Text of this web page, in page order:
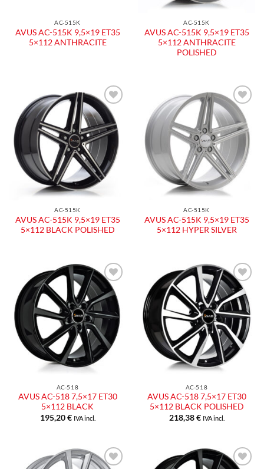
AC-515K
AVUS AC-515K 9,5×19 ET35
5×112 ANTHRACITE
AC-515K
AVUS AC-515K 9,5×19 ET35
5×112 ANTHRACITE
POLISHED
Aggiungi
alla lista
dei
desideri
AC-515K
AVUS AC-515K 9,5×19 ET35
5×112 BLACK POLISHED
Aggiungi
alla lista
dei
desideri
AC-515K
AVUS AC-515K 9,5×19 ET35
5×112 HYPER SILVER
Aggiungi
alla lista
dei
desideri
AC-518
AVUS AC-518 7,5×17 ET30
5×112 BLACK
195,20€ IVA incl.
Aggiungi
alla lista
dei
desideri
AC-518
AVUS AC-518 7,5×17 ET30
5×112 BLACK POLISHED
218,38€ IVA incl.